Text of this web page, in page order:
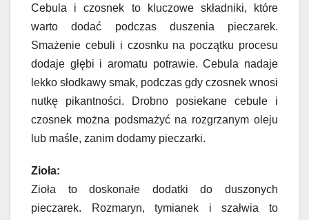
Cebula i czosnek to kluczowe składniki, które
warto dodać podczas duszenia pieczarek.
Smażenie cebuli i czosnku na początku procesu
dodaje głębi i aromatu potrawie. Cebula nadaje
lekko słodkawy smak, podczas gdy czosnek wnosi
nutkę pikantności. Drobno posiekane cebule i
czosnek można podsmażyć na rozgrzanym oleju
lub maśle, zanim dodamy pieczarki.
Zioła:
Zioła to doskonałe dodatki do duszonych
pieczarek. Rozmaryn, tymianek i szałwia to